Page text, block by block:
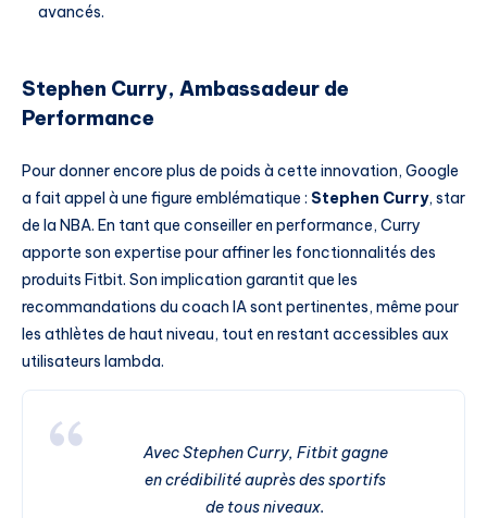
avancés.
Stephen Curry, Ambassadeur de
Performance
Pour donner encore plus de poids à cette innovation, Google
a fait appel à une figure emblématique : Stephen Curry, star
de la NBA. En tant que conseiller en performance, Curry
apporte son expertise pour affiner les fonctionnalités des
produits Fitbit. Son implication garantit que les
recommandations du coach IA sont pertinentes, même pour
les athlètes de haut niveau, tout en restant accessibles aux
utilisateurs lambda.
Avec Stephen Curry, Fitbit gagne
en crédibilité auprès des sportifs
de tous niveaux.